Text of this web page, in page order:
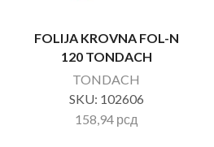
FOLIJA KROVNA FOL-N
120 TONDACH
TONDACH
SKU: 102606
158,94 рсд